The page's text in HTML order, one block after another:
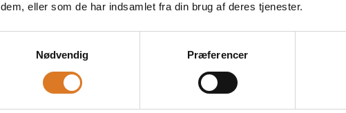
dem, eller som de har indsamlet fra din brug af deres tjenester.
Nødvendig
Præferencer
95 kr. pr. booking. Administrationsgebyr dækker betaling til